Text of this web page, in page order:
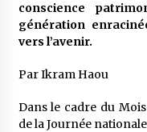
conscience
génération
vers l’avenir.
Par Ikram Haou
Dans le cadre du
de la Journée